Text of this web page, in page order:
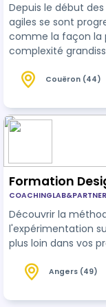
Depuis le début
agiles se sont
comme la façon la
complexité
travail, est un
en profondeur la
l’agilité puis de les
Couëron (44)
Formation
Découvrir la
l'expérimentation
plus loin dans vos
Angers (49)